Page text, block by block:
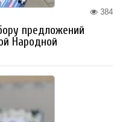
384
предложений
Народной